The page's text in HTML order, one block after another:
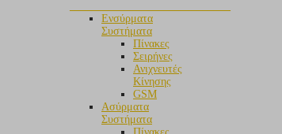
Ενσύρματα
Συστήματα
Πίνακες
Σειρήνες
Ανιχνευτές
Κίνησης
GSM
Aσύρματα
Συστήματα